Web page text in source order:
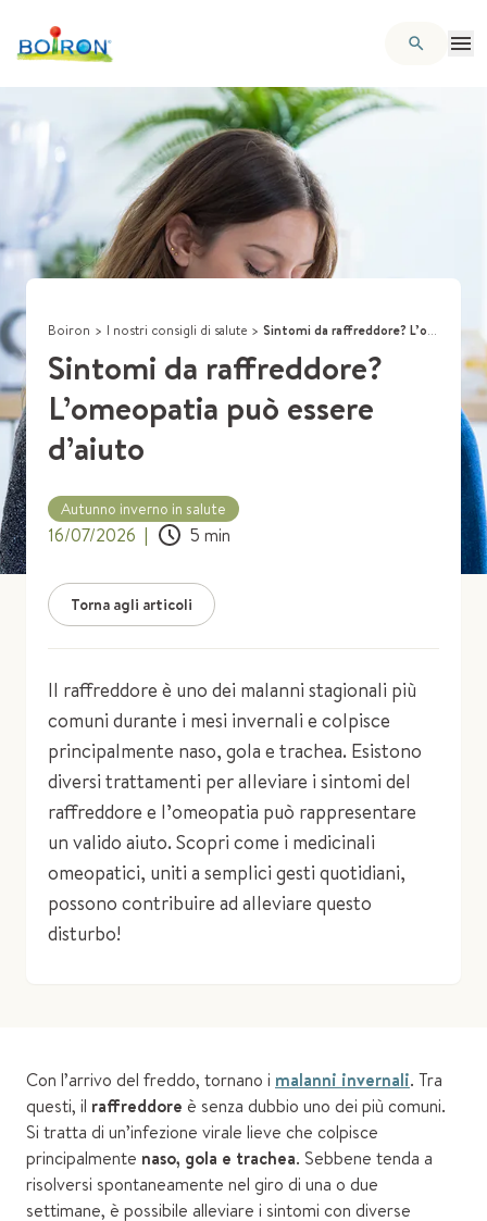
Boiron > I nostri consigli di salute > Sintomi da raffreddore? L’omeopatia può essere d’aiuto
Sintomi da raffreddore?
L’omeopatia può essere
d’aiuto
Autunno inverno in salute
16/07/2026 | 5 min
Torna agli articoli
Il raffreddore è uno dei malanni stagionali più
comuni durante i mesi invernali e colpisce
principalmente naso, gola e trachea. Esistono
diversi trattamenti per alleviare i sintomi del
raffreddore e l’omeopatia può rappresentare
un valido aiuto. Scopri come i medicinali
omeopatici, uniti a semplici gesti quotidiani,
possono contribuire ad alleviare questo
disturbo!
Con l’arrivo del freddo, tornano i malanni invernali. Tra
questi, il raffreddore è senza dubbio uno dei più comuni.
Si tratta di un’infezione virale lieve che colpisce
principalmente naso, gola e trachea. Sebbene tenda a
risolversi spontaneamente nel giro di una o due
settimane, è possibile alleviare i sintomi con diverse